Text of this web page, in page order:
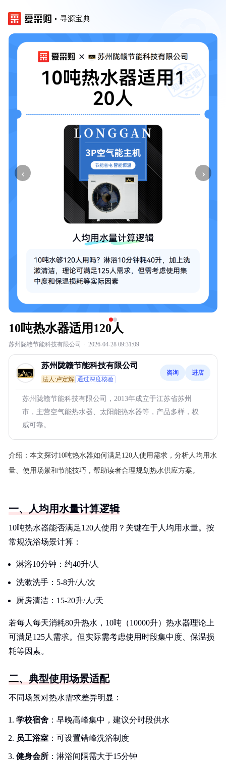
寻源宝典
‹ ›
10吨热水器适用120人
苏州陇赣节能科技有限公司 · 2026-04-28 09:31:09
苏州陇赣节能科技有限公司
法人:卢定辉 通过深度核验
咨询 进店
苏州陇赣节能科技有限公司，2013年成立于江苏省苏州
市，主营空气能热水器、太阳能热水器等，产品多样，权
威可靠。
介绍： 本文探讨10吨热水器如何满足120人使用需求，分析人均用水
量、使用场景和节能技巧，帮助读者合理规划热水供应方案。
一、人均用水量计算逻辑
10吨热水器能否满足120人使用？关键在于人均用水量。按
常规洗浴场景计算：
淋浴10分钟：约40升/人
洗漱洗手：5-8升/人/次
厨房清洁：15-20升/人/天
若每人每天消耗80升热水，10吨（10000升）热水器理论上
可满足125人需求。但实际需考虑使用时段集中度、保温损
耗等因素。
二、典型使用场景适配
不同场景对热水需求差异明显：
学校宿舍 ：早晚高峰集中，建议分时段供水
员工浴室 ：可设置错峰洗浴制度
健身会所 ：淋浴间隔需大于15分钟